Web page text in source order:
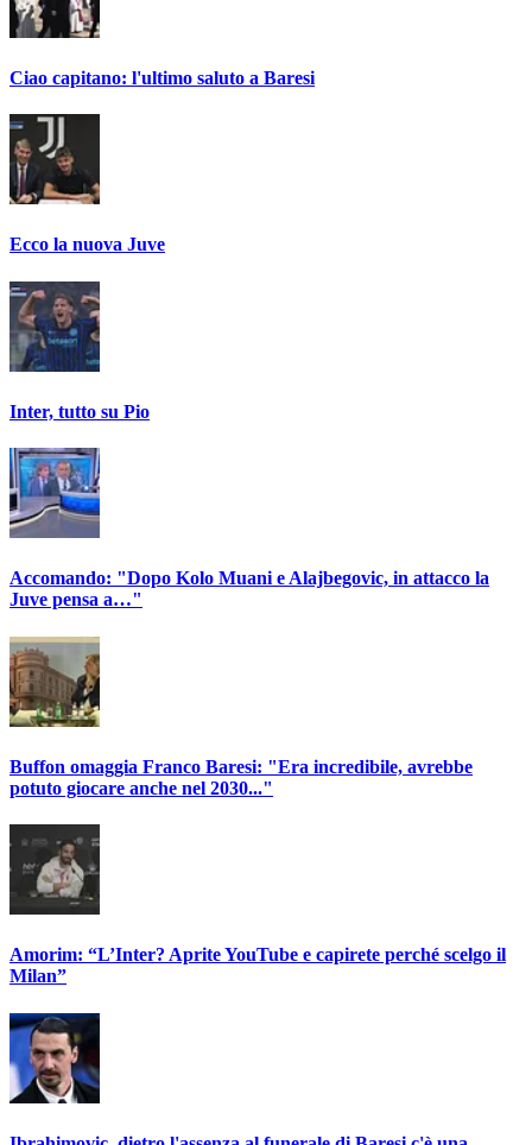
Ciao capitano: l'ultimo saluto a Baresi
Ecco la nuova Juve
Inter, tutto su Pio
Accomando: "Dopo Kolo Muani e Alajbegovic, in attacco la
Juve pensa a…"
Buffon omaggia Franco Baresi: "Era incredibile, avrebbe
potuto giocare anche nel 2030..."
Amorim: “L’Inter? Aprite YouTube e capirete perché scelgo il
Milan”